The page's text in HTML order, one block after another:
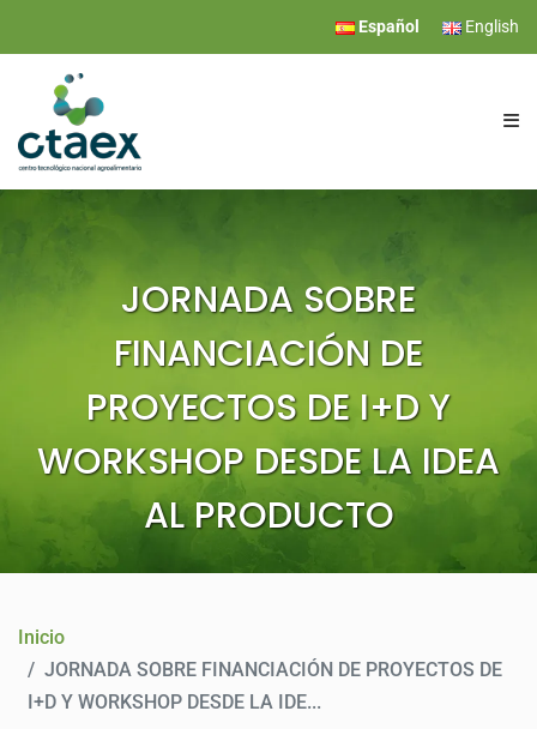
Español English
CTAEX
INVESTIGACIÓN
SERVICIOS
EVENTOS
COMUNICACIÓN
CONTACTO
JORNADA SOBRE
FINANCIACIÓN DE
PROYECTOS DE I+D Y
WORKSHOP DESDE LA IDEA
AL PRODUCTO
Inicio
JORNADA SOBRE FINANCIACIÓN DE PROYECTOS DE
I+D Y WORKSHOP DESDE LA IDE...